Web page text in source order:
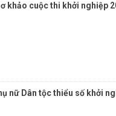
khảo cuộc thi khởi nghiệp
nữ Dân tộc thiểu số khởi